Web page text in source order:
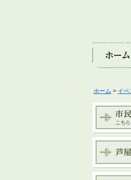
ホーム
ホーム > イベ